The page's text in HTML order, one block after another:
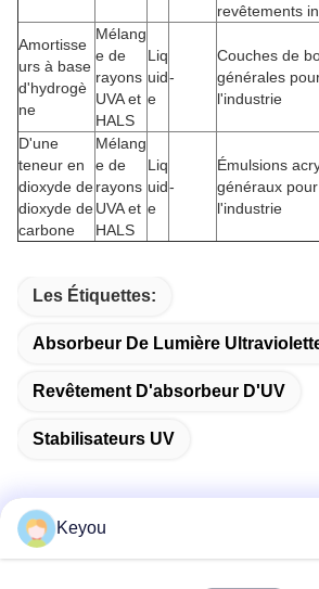
revêtements
Amortisse
urs à base
d'hydrogè
ne
Mélang
e de
rayons
UVA et
HALS
Liq
uid
e
-
Couches de
générales
l'industrie
D'une
teneur en
dioxyde de
dioxyde de
carbone
Mélang
e de
rayons
UVA et
HALS
Liq
uid
e
-
Émulsions
généraux
l'industrie
Les Étiquettes:
Absorbeur De Lumière
Revêtement D'absorbeur D'UV
Stabilisateurs UV
Keyou